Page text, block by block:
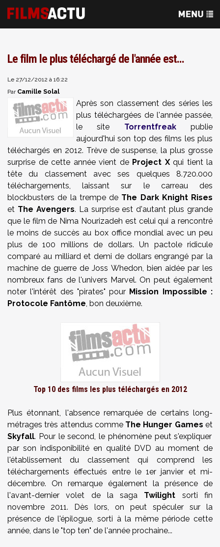
Le film le plus téléchargé de l'année est...
Le 27/12/2012 à 16:22
Par Camille Solal
Après son classement des séries les
plus téléchargées de l'année passée,
le site Torrentfreakpublie
aujourd'hui son top des films les plus
téléchargés en 2012. Trève de suspense, la plus grosse
surprise de cette année vient de Project Xqui tient la
tête du classement avec ses quelques 8.720.000
téléchargements, laissant sur le carreau des
blockbusters de la trempe de The Dark Knight Rises
et The Avengers. La surprise est d'autant plus grande
que le film de Nima Nourizadeh est celui qui a rencontré
le moins de succès au box office mondial avec un peu
plus de 100 millions de dollars. Un pactole ridicule
comparé au milliard et demi de dollars engrangé par la
machine de guerre de Joss Whedon, bien aidée par les
nombreux fans de l'univers Marvel.On peut également
noter l'intérêt des "pirates" pour Mission Impossible :
Protocole Fantôme, bon deuxième.
Top 10 des films les plus téléchargés en 2012
Plus étonnant, l'absence remarquée de certains long-
métrages très attendus comme The Hunger Games et
Skyfall. Pour le second, le phénomène peut s'expliquer
par son indisponibilité en qualité DVD au moment de
l'établissement du classement qui comprend les
téléchargements éffectués entre le 1er janvier et mi-
décembre. On remarque également la présence de
l'avant-dernier volet de la saga Twilight sorti fin
novembre 2011. Dès lors, on peut spéculer sur la
présence de l'épilogue, sorti à la même période cette
année, dans le "top ten" de l'année prochaine...